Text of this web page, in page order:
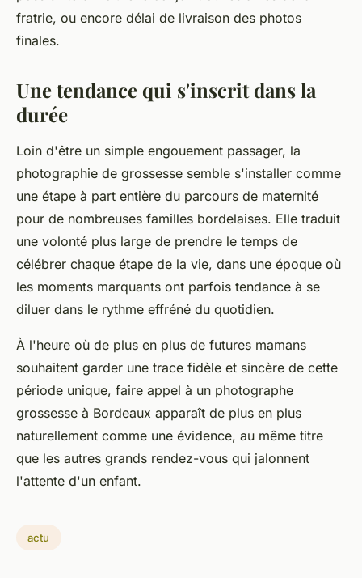
fratrie, ou encore délai de livraison des photos
finales.
Une tendance qui s'inscrit dans la
durée
Loin d'être un simple engouement passager, la
photographie de grossesse semble s'installer comme
une étape à part entière du parcours de maternité
pour de nombreuses familles bordelaises. Elle traduit
une volonté plus large de prendre le temps de
célébrer chaque étape de la vie, dans une époque où
les moments marquants ont parfois tendance à se
diluer dans le rythme effréné du quotidien.
À l'heure où de plus en plus de futures mamans
souhaitent garder une trace fidèle et sincère de cette
période unique, faire appel à un photographe
grossesse à Bordeaux apparaît de plus en plus
naturellement comme une évidence, au même titre
que les autres grands rendez-vous qui jalonnent
l'attente d'un enfant.
actu